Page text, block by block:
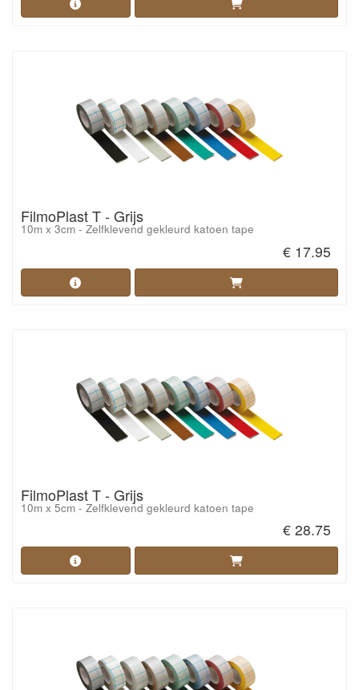
FilmoPlast T - Grijs
10m x 3cm - Zelfklevend gekleurd katoen tape
€ 17.95
FilmoPlast T - Grijs
10m x 5cm - Zelfklevend gekleurd katoen tape
€ 28.75